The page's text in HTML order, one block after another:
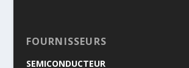
FOURNISSEURS
SEMICONDUCTEUR